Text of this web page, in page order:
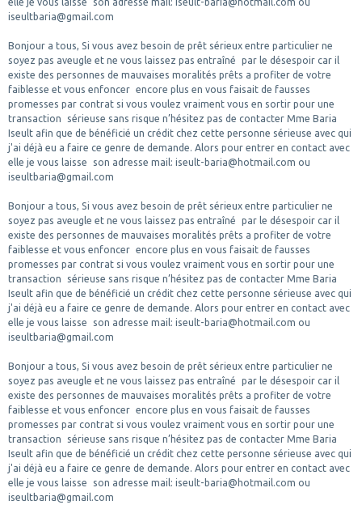
iseultbaria@gmail.com
Bonjour a tous, Si vous avez besoin de prêt sérieux entre particulier ne
soyez pas aveugle et ne vous laissez pas entraîné par le désespoir car il
existe des personnes de mauvaises moralités prêts a profiter de votre
faiblesse et vous enfoncer encore plus en vous faisait de fausses
promesses par contrat si vous voulez vraiment vous en sortir pour une
transaction sérieuse sans risque n’hésitez pas de contacter Mme Baria
Iseult afin que de bénéficié un crédit chez cette personne sérieuse avec qui
j'ai déjà eu a faire ce genre de demande. Alors pour entrer en contact avec
elle je vous laisse son adresse mail: iseult-baria@hotmail.com ou
iseultbaria@gmail.com
Bonjour a tous, Si vous avez besoin de prêt sérieux entre particulier ne
soyez pas aveugle et ne vous laissez pas entraîné par le désespoir car il
existe des personnes de mauvaises moralités prêts a profiter de votre
faiblesse et vous enfoncer encore plus en vous faisait de fausses
promesses par contrat si vous voulez vraiment vous en sortir pour une
transaction sérieuse sans risque n’hésitez pas de contacter Mme Baria
Iseult afin que de bénéficié un crédit chez cette personne sérieuse avec qui
j'ai déjà eu a faire ce genre de demande. Alors pour entrer en contact avec
elle je vous laisse son adresse mail: iseult-baria@hotmail.com ou
iseultbaria@gmail.com
Bonjour a tous, Si vous avez besoin de prêt sérieux entre particulier ne
soyez pas aveugle et ne vous laissez pas entraîné par le désespoir car il
existe des personnes de mauvaises moralités prêts a profiter de votre
faiblesse et vous enfoncer encore plus en vous faisait de fausses
promesses par contrat si vous voulez vraiment vous en sortir pour une
transaction sérieuse sans risque n’hésitez pas de contacter Mme Baria
Iseult afin que de bénéficié un crédit chez cette personne sérieuse avec qui
j'ai déjà eu a faire ce genre de demande. Alors pour entrer en contact avec
elle je vous laisse son adresse mail: iseult-baria@hotmail.com ou
iseultbaria@gmail.com